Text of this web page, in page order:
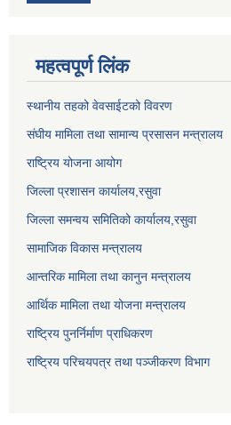
महत्वपूर्ण लिंक
स्थानीय तहको वेवसाईटको विवरण
संघीय मामिला तथा सामान्य प्रसासन मन्त्रालय
राष्ट्रिय योजना आयोग
जिल्ला प्रशासन कार्यालय, रसुवा
जिल्ला समन्वय समितिको कार्यालय, रसुवा
सामाजिक विकास मन्त्रालय
आन्तरिक मामिला तथा कानुन मन्त्रालय
आर्थिक मामिला तथा योजना मन्त्रालय
राष्ट्रिय पुनर्निर्माण प्राधिकरण
राष्ट्रिय परिचयपत्र तथा पञ्जीकरण विभाग